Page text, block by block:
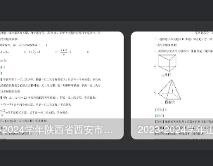
2023-2024学年陕西省西安市莲湖区九年级上学期数学期末试题及答案(Word版)